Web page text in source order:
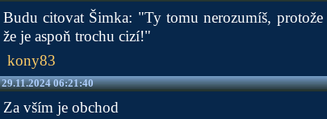
Budu citovat Šimka: "Ty tomu nerozumíš,
že je aspoň trochu cizí!"
kony83
29.11.2024 06:21:40
Za vším je obchod